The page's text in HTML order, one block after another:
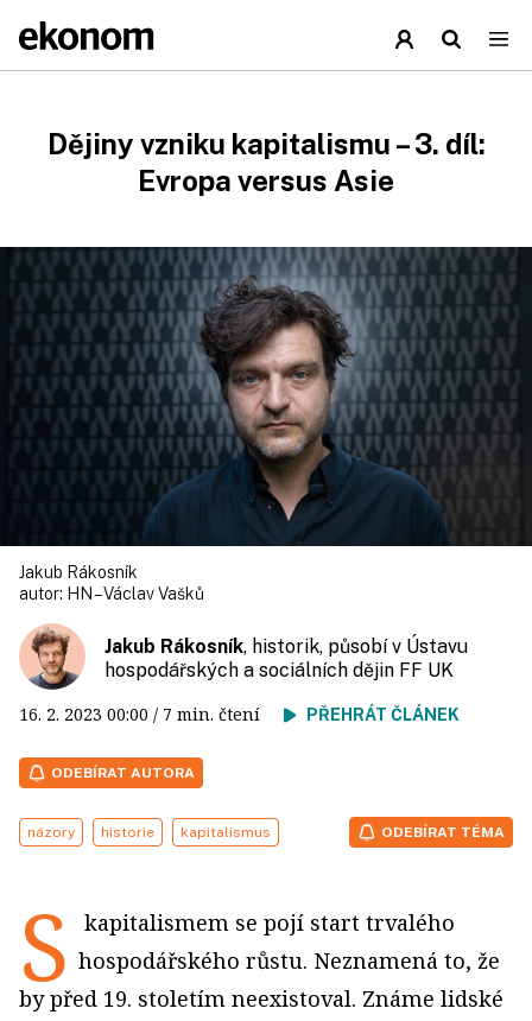
Dějiny vzniku kapitalismu – 3. díl:
Evropa versus Asie
Jakub Rákosník
autor: HN – Václav Vašků
Jakub Rákosník, historik, působí v Ústavu
hospodářských a sociálních dějin FF UK
16. 2. 2023 00:00 / 7 min. čtení PŘEHRÁT ČLÁNEK
ODEBÍRAT AUTORA
názory historie kapitalismus ODEBÍRAT TÉMA
S
kapitalismem se pojí start trvalého
hospodářského růstu. Neznamená to, že
by před 19. stoletím neexistoval. Známe lidské